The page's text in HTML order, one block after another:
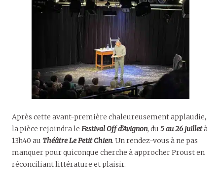
Après cette avant-première chaleureusement applaudie,
la pièce rejoindra le Festival Off d’Avignon, du 5 au 26 juilletà
13h40 au Théâtre Le Petit Chien. Un rendez-vous à ne pas
manquer pour quiconque cherche à approcher Proust en
réconciliant littérature et plaisir.